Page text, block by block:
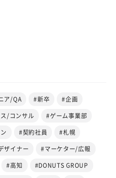
ア/QA #新卒 #企画
/コンサル #ゲーム事業部
#契約社員 #札幌
ザイナー #マーケター/広報
#高知 #DONUTS GROUP